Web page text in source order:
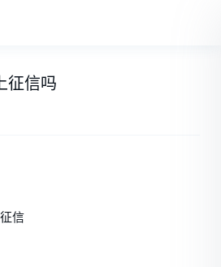
征信吗
信